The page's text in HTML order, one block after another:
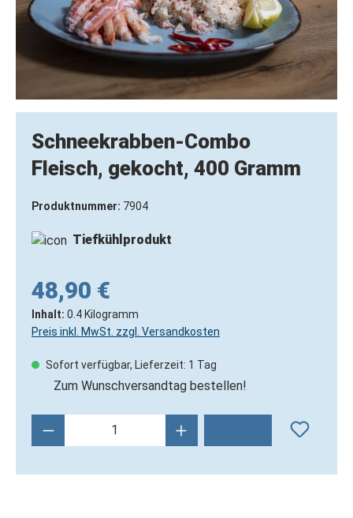
Schneekrabben-Combo
Fleisch, gekocht, 400 Gramm
Produktnummer: 7904
Tiefkühlprodukt
48,90 €
Inhalt: 0.4 Kilogramm
Preis inkl. MwSt. zzgl. Versandkosten
Sofort verfügbar, Lieferzeit: 1 Tag
Zum Wunschversandtag bestellen!
Produkt Anzahl: Gib den gewünschten